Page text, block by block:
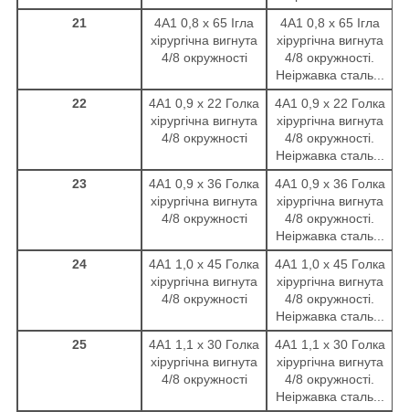
21
4А1 0,8 х 65 Ігла
хірургічна вигнута
4/8 окружності
4А1 0,8 х 65 Ігла
хірургічна вигнута
4/8 окружності.
Неіржавка сталь...
22
4А1 0,9 х 22 Голка
хірургічна вигнута
4/8 окружності
4А1 0,9 х 22 Голка
хірургічна вигнута
4/8 окружності.
Неіржавка сталь...
23
4А1 0,9 х 36 Голка
хірургічна вигнута
4/8 окружності
4А1 0,9 х 36 Голка
хірургічна вигнута
4/8 окружності.
Неіржавка сталь...
24
4А1 1,0 х 45 Голка
хірургічна вигнута
4/8 окружності
4А1 1,0 х 45 Голка
хірургічна вигнута
4/8 окружності.
Неіржавка сталь...
25
4А1 1,1 х 30 Голка
хірургічна вигнута
4/8 окружності
4А1 1,1 х 30 Голка
хірургічна вигнута
4/8 окружності.
Неіржавка сталь...